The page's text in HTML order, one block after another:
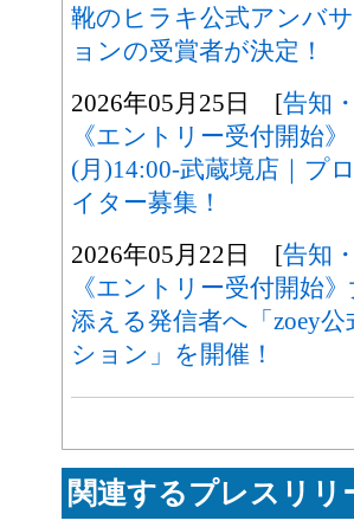
靴のヒラキ公式アンバ
ョンの受賞者が決定！
2026年05月25日 [告知
《エントリー受付開始
(月)14:00-武蔵境店｜プ
イター募集！
2026年05月22日 [告知
《エントリー受付開始
添える発信者へ「zoey
ション」を開催！
関連するプレスリリ